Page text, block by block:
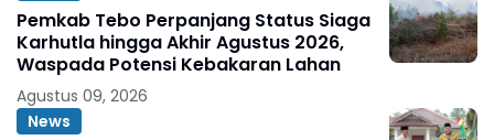
Pemkab Tebo Perpanjang Status Siaga
Karhutla hingga Akhir Agustus 2026,
Waspada Potensi Kebakaran Lahan
Agustus 09, 2026
News